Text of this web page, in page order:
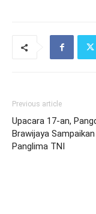
Previous article
Upacara 17-an,
Brawijaya
Panglima TNI